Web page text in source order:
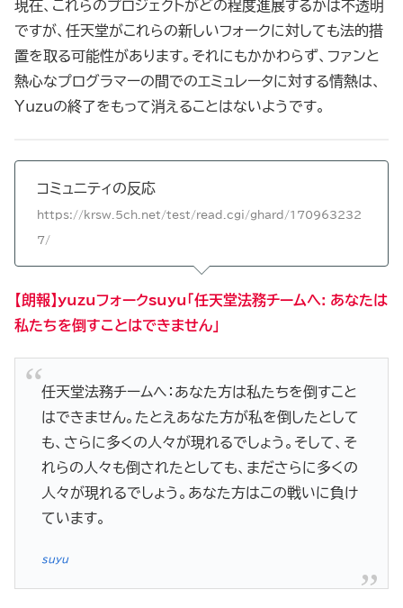
現在、これらのプロジェクトがどの程度進展するかは不透明
ですが、任天堂がこれらの新しいフォークに対しても法的措
置を取る可能性があります。それにもかかわらず、ファンと
熱心なプログラマーの間でのエミュレータに対する情熱は、
Yuzuの終了をもって消えることはないようです。
コミュニティの反応
https://krsw.5ch.net/test/read.cgi/ghard/170963232
7/
【朗報】yuzuフォークsuyu「任天堂法務チームへ: あなたは
私たちを倒すことはできません」
任天堂法務チームへ：あなた方は私たちを倒すこと
はできません。たとえあなた方が私を倒したとして
も、さらに多くの人々が現れるでしょう。そして、そ
れらの人々も倒されたとしても、まださらに多くの
人々が現れるでしょう。あなた方はこの戦いに負け
ています。
suyu